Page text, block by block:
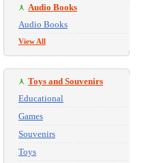
Audio Books
Audio Books
View All
Toys and Souvenirs
Educational
Games
Souvenirs
Toys